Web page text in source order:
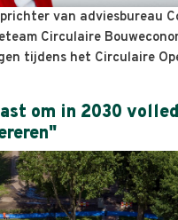
van adviesbureau
Circulaire
tijdens het Circulaire
om in 2030